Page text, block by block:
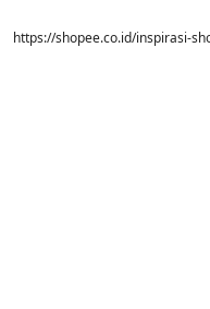
https://shopee.co.id/inspirasi-